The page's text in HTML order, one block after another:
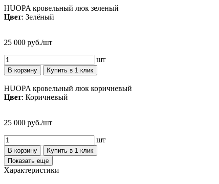
HUOPA кровельный люк зеленый
Цвет: Зелёный
25 000 руб./шт
шт
В корзину Купить в 1 клик
HUOPA кровельный люк коричневый
Цвет: Коричневый
25 000 руб./шт
шт
В корзину
Купить в 1 клик
Показать еще
Характеристики